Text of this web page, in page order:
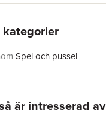
Spel och pussel
är intresserad av